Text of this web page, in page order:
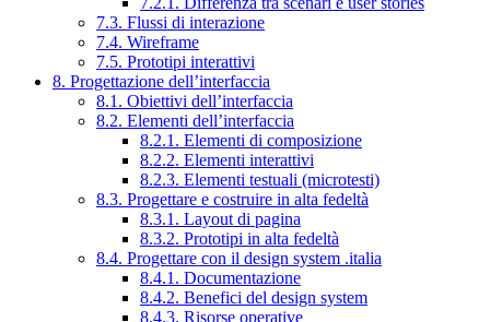
7.3. Flussi di interazione
7.4. Wireframe
7.5. Prototipi interattivi
8. Progettazione dell’interfaccia
8.1. Obiettivi dell’interfaccia
8.2. Elementi dell’interfaccia
8.2.1. Elementi di composizione
8.2.2. Elementi interattivi
8.2.3. Elementi testuali (microtesti)
8.3. Progettare e costruire in alta fedeltà
8.3.1. Layout di pagina
8.3.2. Prototipi in alta fedeltà
8.4. Progettare con il design system .italia
8.4.1. Documentazione
8.4.2. Benefici del design system
8.4.3. Risorse operative